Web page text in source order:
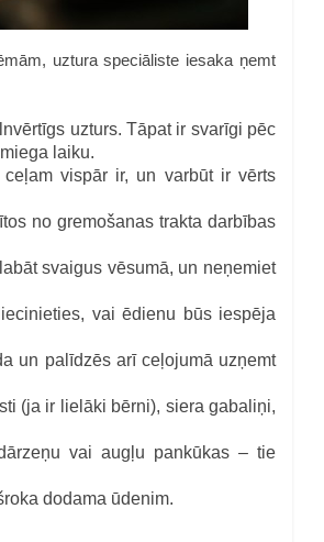
uztura speciāliste iesaka ņemt
uzturs. Tāpat ir svarīgi pēc
laiku.
vispār ir, un varbūt ir vērts
no gremošanas trakta darbības
svaigus vēsumā, un neņemiet
vai ēdienu būs iespēja
un palīdzēs arī ceļojumā uzņemt
(ja ir lielāki bērni), siera gabaliņi,
vai augļu pankūkas – tie
dodama ūdenim.